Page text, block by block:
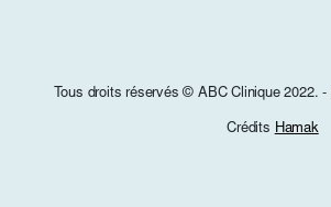
Tous droits réservés © ABC Clinique 2022. -
Crédits Hamak